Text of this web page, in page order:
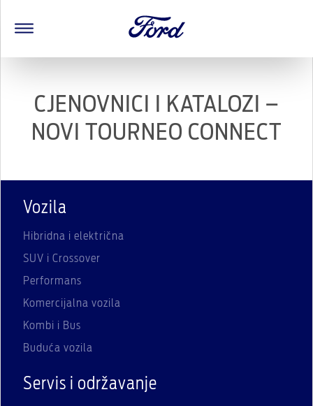
CJENOVNICI I KATALOZI –
NOVI TOURNEO CONNECT
Vozila
Hibridna i električna
SUV i Crossover
Performans
Komercijalna vozila
Kombi i Bus
Buduća vozila
Servis i održavanje